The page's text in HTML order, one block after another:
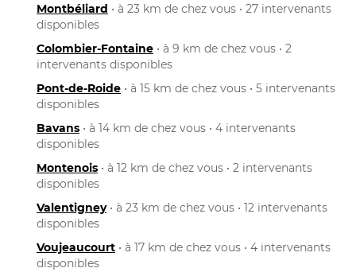
Montbéliard • à 23 km de chez vous • 27 intervenants
disponibles
Colombier-Fontaine • à 9 km de chez vous • 2
intervenants disponibles
Pont-de-Roide • à 15 km de chez vous • 5 intervenants
disponibles
Bavans • à 14 km de chez vous • 4 intervenants
disponibles
Montenois • à 12 km de chez vous • 2 intervenants
disponibles
Valentigney• à 23 km de chez vous • 12 intervenants
disponibles
Voujeaucourt • à 17 km de chez vous • 4 intervenants
disponibles